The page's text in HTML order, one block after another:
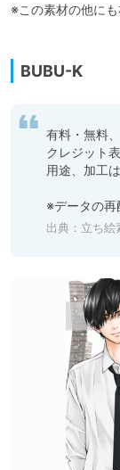
※この素材の他に
BUBU-K
有料・無料
クレジット
用途、加工
※データの再
出典： 立ち